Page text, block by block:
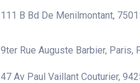
111 B Bd De Menilmontant,
9ter Rue Auguste Barbier, Paris,
47 Av Paul Vaillant Couturier,